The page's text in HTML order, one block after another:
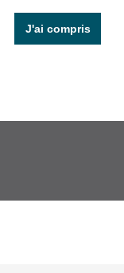
J'ai compris